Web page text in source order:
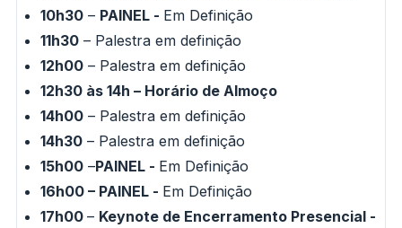
10h30 – PAINEL - Em Definição
11h30 – Palestra em definição
12h00 – Palestra em definição
12h30 às 14h – Horário de Almoço
14h00 – Palestra em definição
14h30 – Palestra em definição
15h00 –PAINEL - Em Definição
16h00 – PAINEL - Em Definição
17h00 – Keynote de Encerramento Presencial -